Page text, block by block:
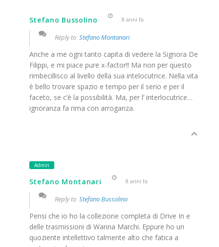
Stefano Bussolino 8 anni fa
Reply to Stefano Montanari
Anche a me ogni tanto capita di vedere la Signora De
Filippi, e mi piace pure x-factor!! Ma non per questo
rimbecillisco al livello della sua intelocutrice. Nella vita
è bello trovare spazio e tempo per il serio e per il
faceto, se c’è la possibilità. Ma, per l’ interlocutrice…
ignoranza fa rima con arroganza.
Admin
Stefano Montanari 8 anni fa
Reply to Stefano Bussolino
Pensi che io ho la collezione completa di Drive In e
delle trasmissioni di Wanna Marchi. Eppure ho un
quoziente intellettivo talmente alto che fatica a